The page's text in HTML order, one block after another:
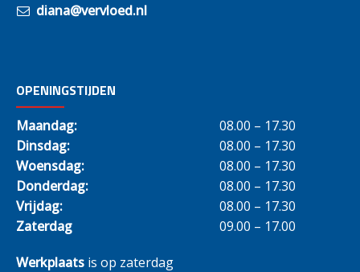
diana@vervloed.nl
OPENINGSTIJDEN
Maandag:
08.00 – 17.30
Dinsdag:
08.00 – 17.30
Woensdag:
08.00 – 17.30
Donderdag:
08.00 – 17.30
Vrijdag:
08.00 – 17.30
Zaterdag
09.00 – 17.00
Werkplaats is op zaterdag